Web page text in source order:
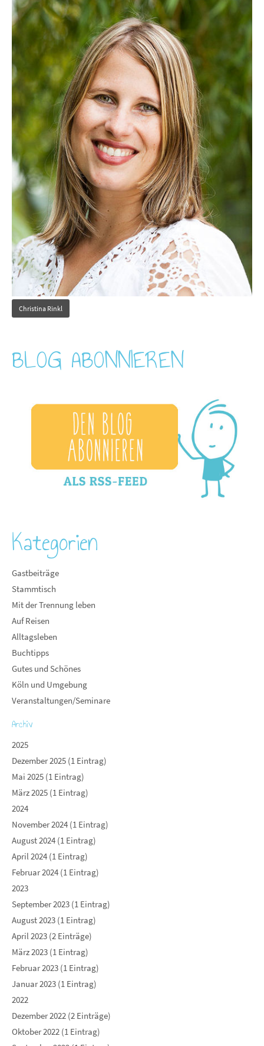
Christina Rinkl
BLOG ABONNIEREN
Kategorien
Gastbeiträge
Stammtisch
Mit der Trennung leben
Auf Reisen
Alltagsleben
Buchtipps
Gutes und Schönes
Köln und Umgebung
Veranstaltungen/Seminare
Archiv
2025
Dezember 2025 (1 Eintrag)
Mai 2025 (1 Eintrag)
März 2025 (1 Eintrag)
2024
November 2024 (1 Eintrag)
August 2024 (1 Eintrag)
April 2024 (1 Eintrag)
Februar 2024 (1 Eintrag)
2023
September 2023 (1 Eintrag)
August 2023 (1 Eintrag)
April 2023 (2 Einträge)
März 2023 (1 Eintrag)
Februar 2023 (1 Eintrag)
Januar 2023 (1 Eintrag)
2022
Dezember 2022 (2 Einträge)
Oktober 2022 (1 Eintrag)